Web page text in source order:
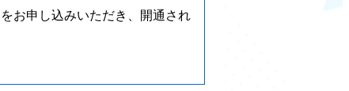
お申し込みいただき、開通され